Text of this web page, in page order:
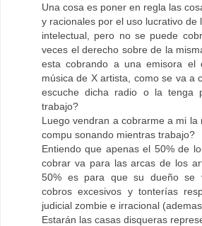
Una cosa es poner en regla las
y racionales por el uso lucrativo de
intelectual, pero no se puede
veces el derecho sobre de la
esta cobrando a una emisora el
música de X artista, como se va a
escuche dicha radio o la tenga
trabajo?
Luego vendran a cobrarme a mi la
compu sonando mientras trabajo?
Entiendo que apenas el 50% de
cobrar va para las arcas de los
50% es para que su dueño se
cobros excesivos y tonterías
judicial zombie e irracional
Estarán las casas disqueras